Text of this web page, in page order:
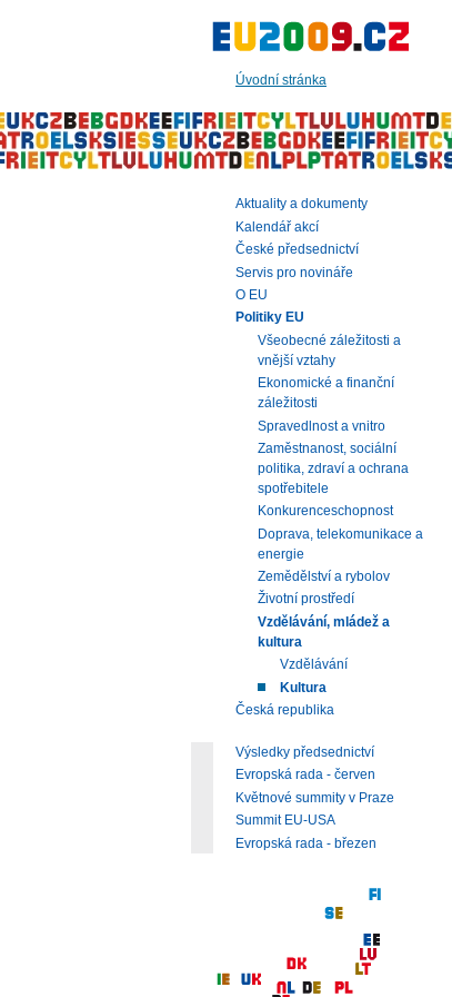
Úvodní stránka
hlavní
|
navigaci
|
vyhledávání
Aktuality a dokumenty
Kalendář akcí
České předsednictví
Servis pro novináře
O EU
Politiky EU
Všeobecné záležitosti a
vnější vztahy
Ekonomické a finanční
záležitosti
Spravedlnost a vnitro
Zaměstnanost, sociální
politika, zdraví a ochrana
spotřebitele
Konkurenceschopnost
Doprava, telekomunikace a
energie
Zemědělství a rybolov
Životní prostředí
Vzdělávání, mládež a
kultura
Vzdělávání
Kultura
Česká republika
Výsledky předsednictví
Evropská rada - červen
Květnové summity v Praze
Summit EU-USA
Evropská rada - březen